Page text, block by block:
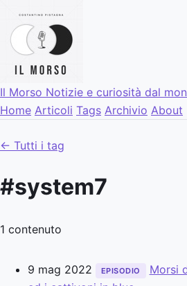
Il Morso Notizie e curiosità dal
Home Articoli Tags Archivio About
← Tutti i tag
#system7
1 contenuto
9 mag 2022 EPISODIO
Morsi